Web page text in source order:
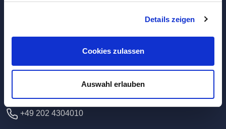
Details zeigen
Cookies zulassen
Auswahl erlauben
Dolphin IT-Systeme e.K.
Clausewitzstr. 47A
+49 202 4304010